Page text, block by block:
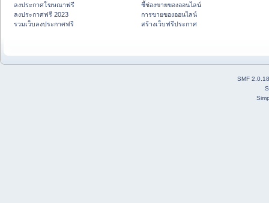
ลงประกาศโฆษณาฟรี
ลงประกาศฟรี 2023
รวมเว็บลงประกาศฟรี
ชี้ช่องขายของออนไลน์
การขายของออนไลน์
สร้างเว็บฟรีประกาศ
SMF 2.0.18